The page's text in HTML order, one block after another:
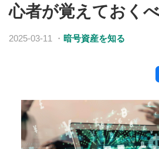
心者が覚えておく
2025-03-11 ・ 暗号資産を知る